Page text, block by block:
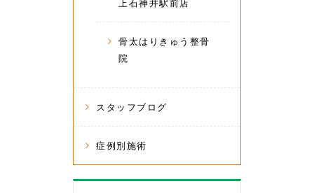
上石神井駅前店
骨太はりきゅう整骨
院
スタッフブログ
症例別施術